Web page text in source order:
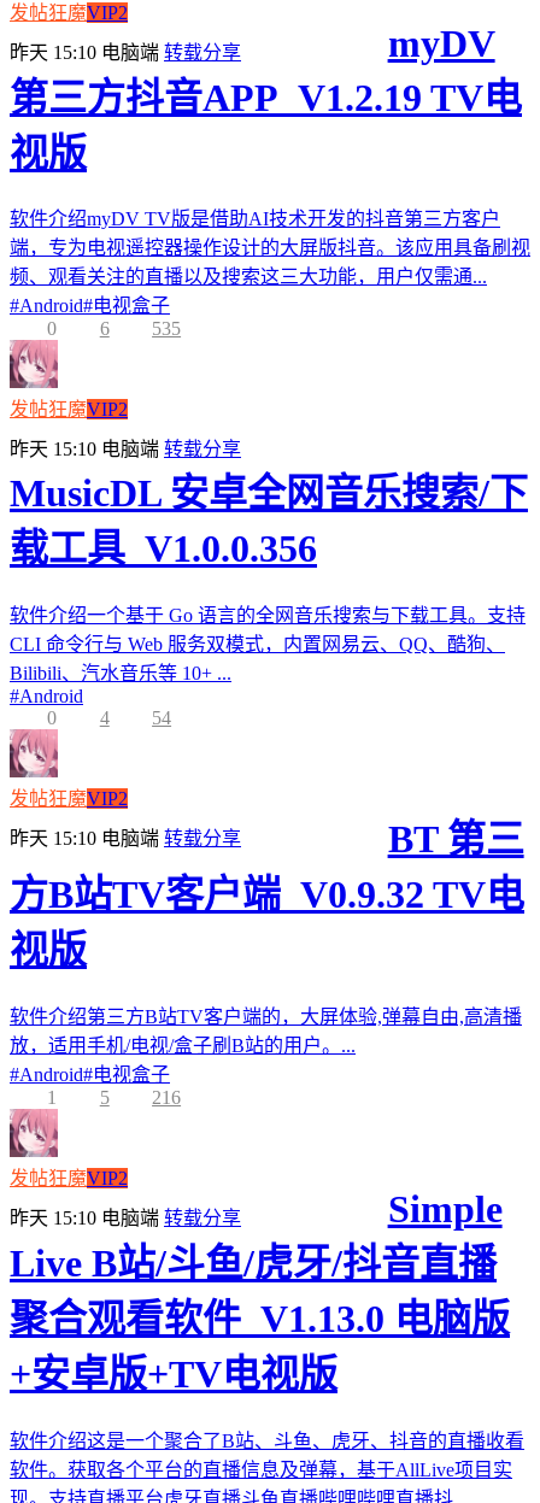
发帖狂魔VIP2
昨天 15:10 电脑端 转载分享
myDV
第三方抖音APP_V1.2.19 TV电
视版
软件介绍myDV TV版是借助AI技术开发的抖音第三方客户
端，专为电视遥控器操作设计的大屏版抖音。该应用具备刷视
频、观看关注的直播以及搜索这三大功能，用户仅需通...
#Android#电视盒子
0
6 535
发帖狂魔VIP2
昨天 15:10 电脑端 转载分享
MusicDL 安卓全网音乐搜索/下
载工具_V1.0.0.356
软件介绍一个基于 Go 语言的全网音乐搜索与下载工具。支持
CLI 命令行与 Web 服务双模式，内置网易云、QQ、酷狗、
Bilibili、汽水音乐等 10+ ...
#Android
0
4 54
发帖狂魔VIP2
昨天 15:10 电脑端 转载分享
BT 第三
方B站TV客户端_V0.9.32 TV电
视版
软件介绍第三方B站TV客户端的，大屏体验,弹幕自由,高清播
放，适用手机/电视/盒子刷B站的用户。...
#Android#电视盒子
1
5 216
发帖狂魔VIP2
昨天 15:10 电脑端 转载分享
Simple
Live B站/斗鱼/虎牙/抖音直播
聚合观看软件_V1.13.0 电脑版
+安卓版+TV电视版
软件介绍这是一个聚合了B站、斗鱼、虎牙、抖音的直播收看
软件。获取各个平台的直播信息及弹幕，基于AllLive项目实
现。支持直播平台虎牙直播斗鱼直播哔哩哔哩直播抖...